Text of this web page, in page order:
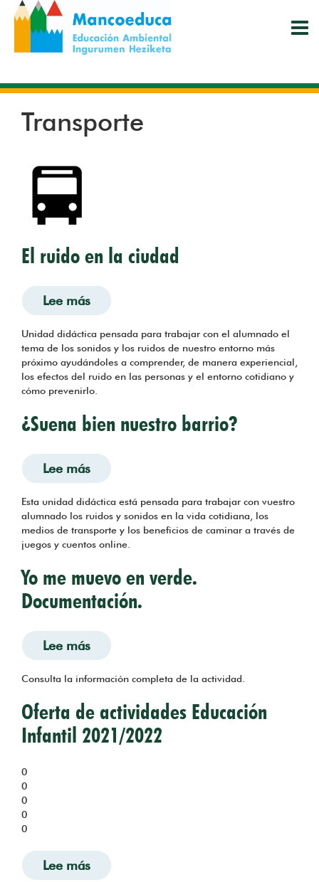
Pasar
contenido
principal
Transporte
El ruido en la ciudad
Lee más sobre El ruido en la ciudad
Unidad didáctica pensada para trabajar con el alumnado el
tema de los sonidos y los ruidos de nuestro entorno más
próximo ayudándoles a comprender, de manera experiencial,
los efectos del ruido en las personas y el entorno cotidiano y
cómo prevenirlo.
¿Suena bien nuestro barrio?
Lee más sobre ¿Suena bien nuestro barrio?
Esta unidad didáctica está pensada para trabajar con vuestro
alumnado los ruidos y sonidos en la vida cotidiana, los
medios de transporte y los beneficios de caminar a través de
juegos y cuentos online.
Yo me muevo en verde.
Documentación.
Lee más sobre Yo me muevo en verde.
Consulta la información completa de la actividad.
Oferta de actividades Educación
Infantil 2021/2022
0
0
0
0
0
Lee más sobre Oferta de actividades